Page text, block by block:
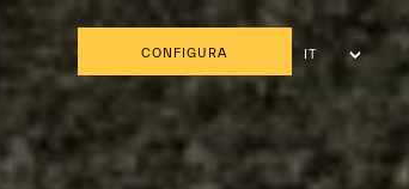
CONFIGURA
IT